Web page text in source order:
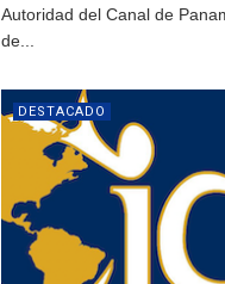
Autoridad del Canal de
de...
DESTACADO